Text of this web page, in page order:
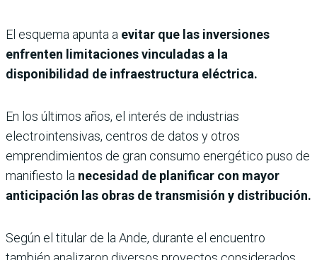
El esquema apunta a evitar que las inversiones
enfrenten limitaciones vinculadas a la
disponibilidad de infraestructura eléctrica.
En los últimos años, el interés de industrias
electrointensivas, centros de datos y otros
emprendimientos de gran consumo energético puso de
manifiesto la necesidad de planificar con mayor
anticipación las obras de transmisión y distribución.
Según el titular de la Ande, durante el encuentro